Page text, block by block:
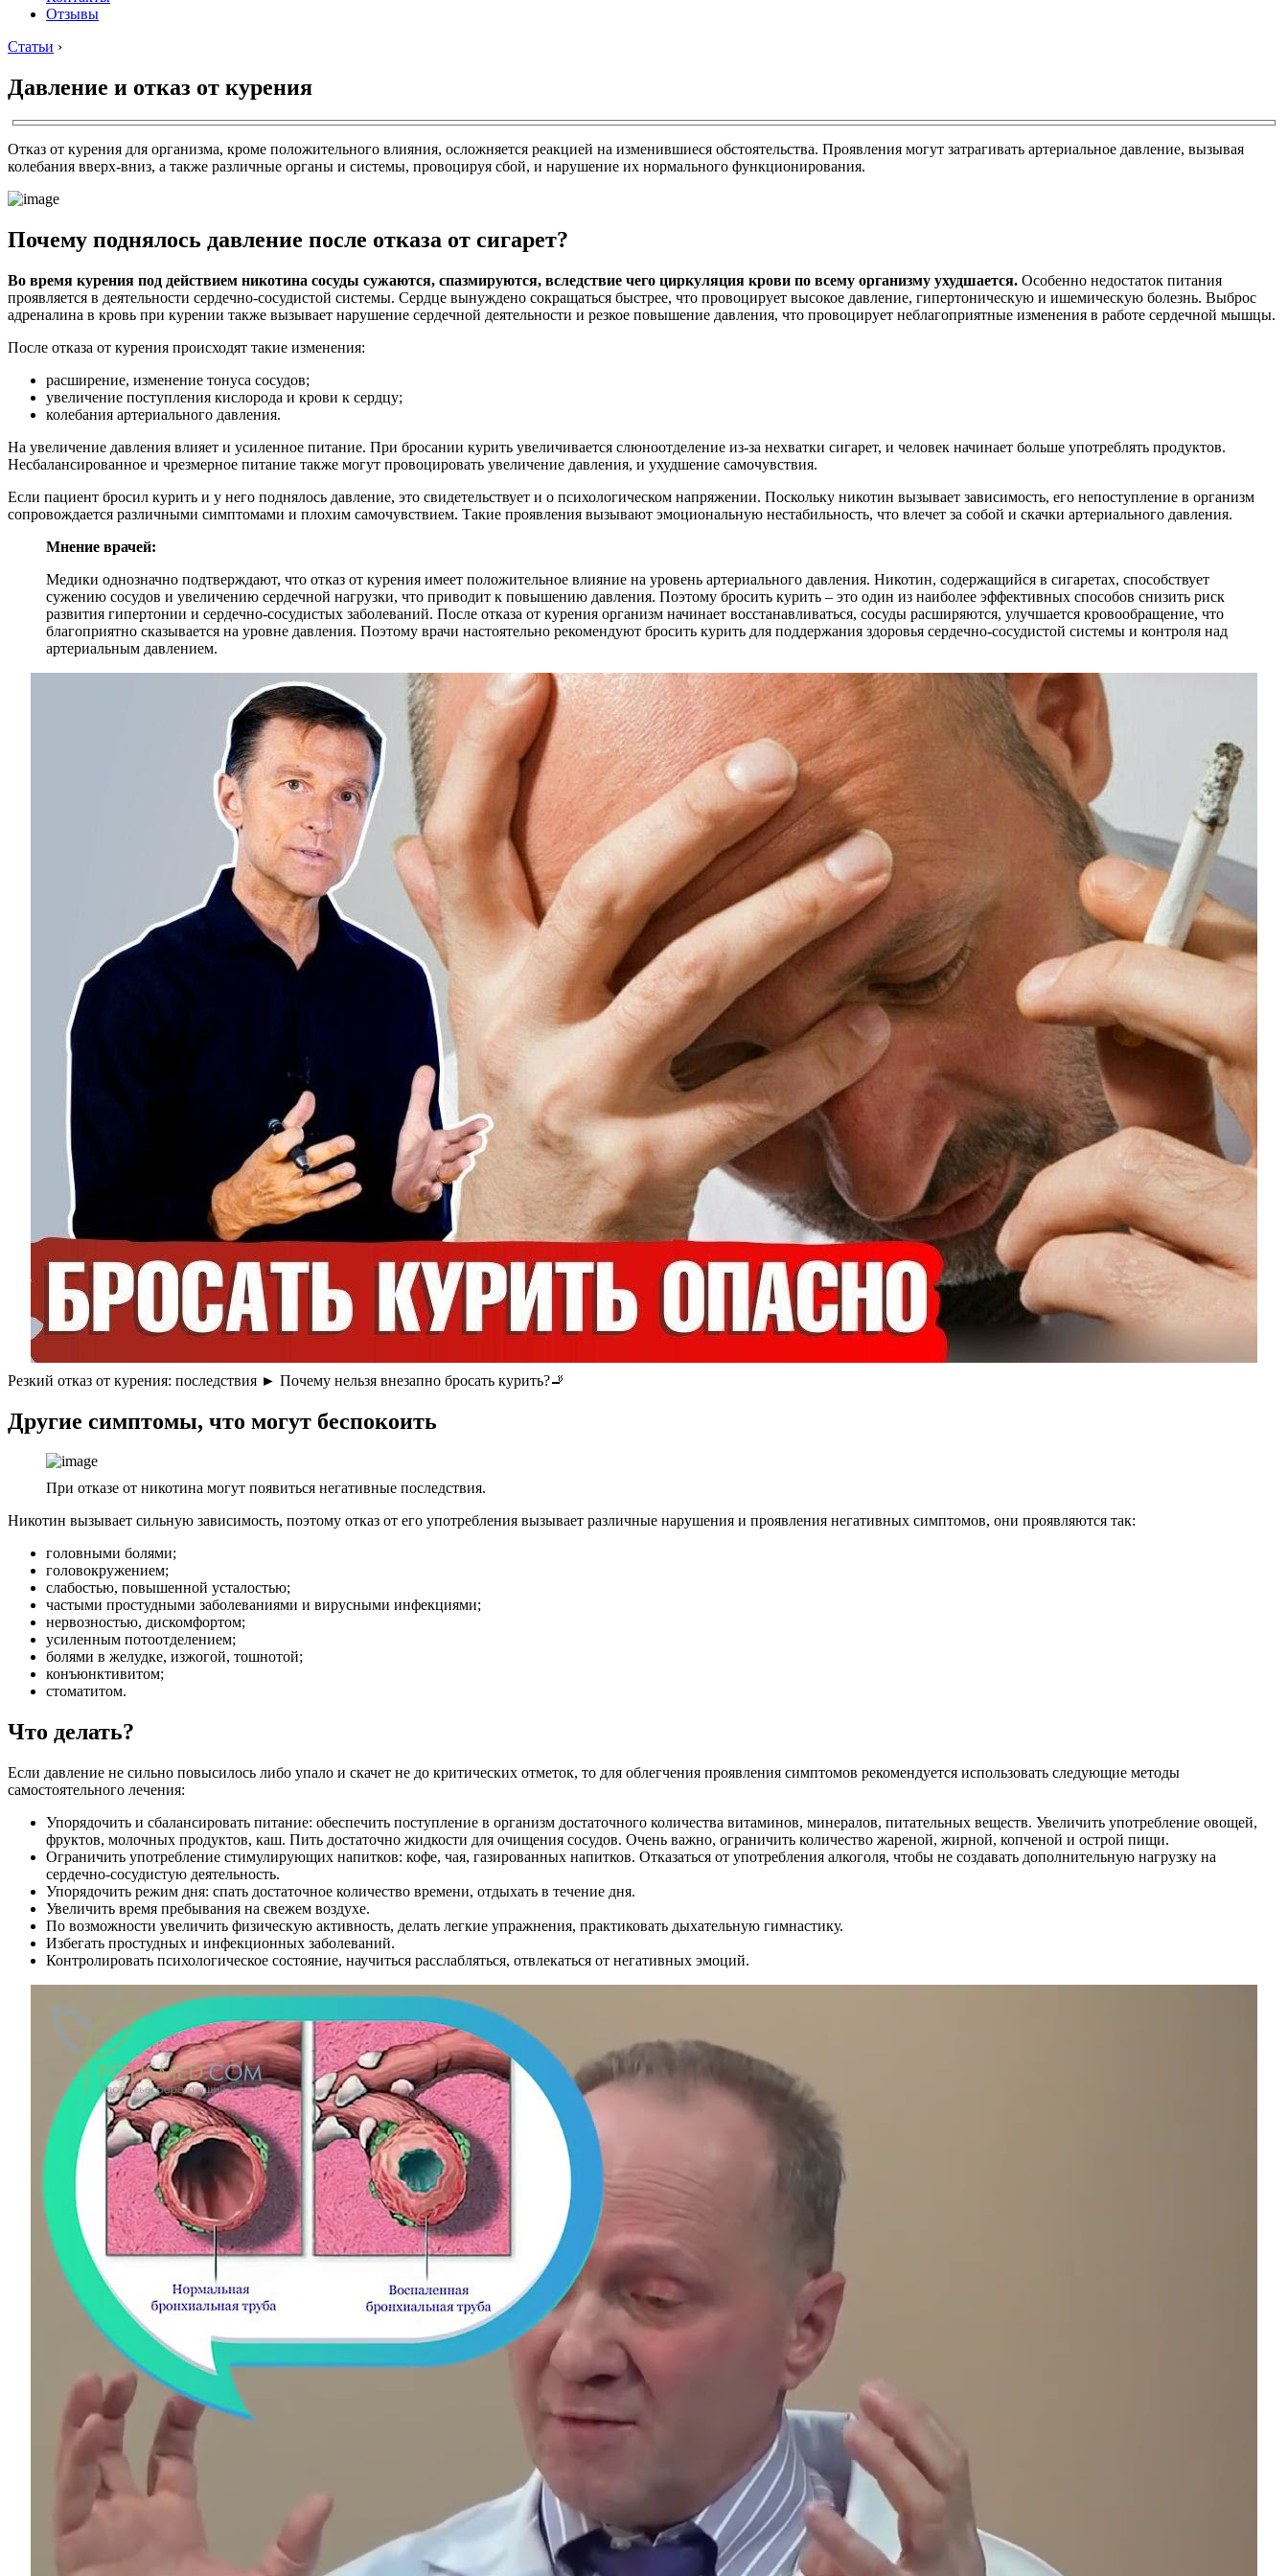
Отзывы
Статьи ›
Давление и отказ от курения
Отказ от курения для организма, кроме положительного влияния, осложняется реакцией на изменившиеся обстоятельства. Проявления могут затрагивать артериальное давление, вызывая
колебания вверх-вниз, а также различные органы и системы, провоцируя сбой, и нарушение их нормального функционирования.
Почему поднялось давление после отказа от сигарет?
Во время курения под действием никотина сосуды сужаются, спазмируются, вследствие чего циркуляция крови по всему организму ухудшается. Особенно недостаток питания
проявляется в деятельности сердечно-сосудистой системы. Сердце вынуждено сокращаться быстрее, что провоцирует высокое давление, гипертоническую и ишемическую болезнь. Выброс
адреналина в кровь при курении также вызывает нарушение сердечной деятельности и резкое повышение давления, что провоцирует неблагоприятные изменения в работе сердечной мышцы.
После отказа от курения происходят такие изменения:
расширение, изменение тонуса сосудов;
увеличение поступления кислорода и крови к сердцу;
колебания артериального давления.
На увеличение давления влияет и усиленное питание. При бросании курить увеличивается слюноотделение из-за нехватки сигарет, и человек начинает больше употреблять продуктов.
Несбалансированное и чрезмерное питание также могут провоцировать увеличение давления, и ухудшение самочувствия.
Если пациент бросил курить и у него поднялось давление, это свидетельствует и о психологическом напряжении. Поскольку никотин вызывает зависимость, его непоступление в организм
сопровождается различными симптомами и плохим самочувствием. Такие проявления вызывают эмоциональную нестабильность, что влечет за собой и скачки артериального давления.
Мнение врачей:
Медики однозначно подтверждают, что отказ от курения имеет положительное влияние на уровень артериального давления. Никотин, содержащийся в сигаретах, способствует
сужению сосудов и увеличению сердечной нагрузки, что приводит к повышению давления. Поэтому бросить курить – это один из наиболее эффективных способов снизить риск
развития гипертонии и сердечно-сосудистых заболеваний. После отказа от курения организм начинает восстанавливаться, сосуды расширяются, улучшается кровообращение, что
благоприятно сказывается на уровне давления. Поэтому врачи настоятельно рекомендуют бросить курить для поддержания здоровья сердечно-сосудистой системы и контроля над
артериальным давлением.
Резкий отказ от курения: последствия ► Почему нельзя внезапно бросать курить?🚬
Другие симптомы, что могут беспокоить
При отказе от никотина могут появиться негативные последствия.
Никотин вызывает сильную зависимость, поэтому отказ от его употребления вызывает различные нарушения и проявления негативных симптомов, они проявляются так:
головными болями;
головокружением;
слабостью, повышенной усталостью;
частыми простудными заболеваниями и вирусными инфекциями;
нервозностью, дискомфортом;
усиленным потоотделением;
болями в желудке, изжогой, тошнотой;
конъюнктивитом;
стоматитом.
Что делать?
Если давление не сильно повысилось либо упало и скачет не до критических отметок, то для облегчения проявления симптомов рекомендуется использовать следующие методы
самостоятельного лечения:
Упорядочить и сбалансировать питание: обеспечить поступление в организм достаточного количества витаминов, минералов, питательных веществ. Увеличить употребление овощей,
фруктов, молочных продуктов, каш. Пить достаточно жидкости для очищения сосудов. Очень важно, ограничить количество жареной, жирной, копченой и острой пищи.
Ограничить употребление стимулирующих напитков: кофе, чая, газированных напитков. Отказаться от употребления алкоголя, чтобы не создавать дополнительную нагрузку на
сердечно-сосудистую деятельность.
Упорядочить режим дня: спать достаточное количество времени, отдыхать в течение дня.
Увеличить время пребывания на свежем воздухе.
По возможности увеличить физическую активность, делать легкие упражнения, практиковать дыхательную гимнастику.
Избегать простудных и инфекционных заболеваний.
Контролировать психологическое состояние, научиться расслабляться, отвлекаться от негативных эмоций.